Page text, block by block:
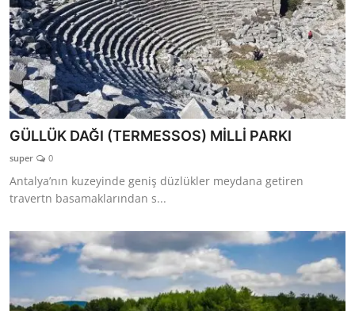
GÜLLÜK DAĞI (TERMESSOS) MİLLİ PARKI
super 0
Antalya’nın kuzeyinde geniş düzlükler meydana getiren
travertn basamaklarından s...